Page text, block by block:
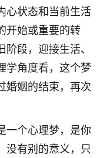
心状态和当前生活
开始或重要的转
段，迎接生活、
学角度看，这个梦
婚姻的结束，再次
一个心理梦，是你
没有别的意义，只
请客吗？�
32
，去检查又没什么大
医看遍了，找不到问
来老师，跟老师聊过
建议，处理了一些因
好多，主要是心情好
有体会了。